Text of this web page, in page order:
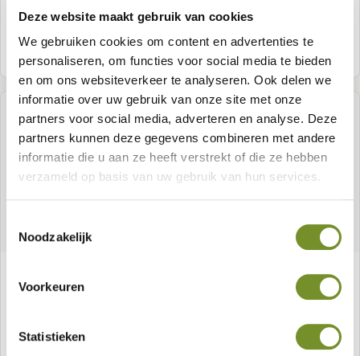
Deze website maakt gebruik van cookies
We gebruiken cookies om content en advertenties te
personaliseren, om functies voor social media te bieden
en om ons websiteverkeer te analyseren. Ook delen we
informatie over uw gebruik van onze site met onze
partners voor social media, adverteren en analyse. Deze
partners kunnen deze gegevens combineren met andere
informatie die u aan ze heeft verstrekt of die ze hebben
verzameld op basis van uw gebruik van hun services.
Noodzakelijk
Voorkeuren
Statistieken
Meer informatie
künstlich getrocknet, gehobelt, laminiert,